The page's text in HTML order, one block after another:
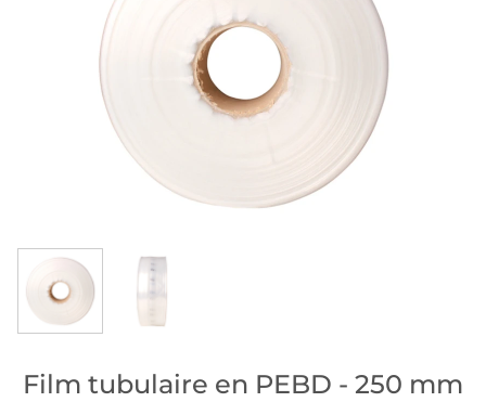
Film tubulaire en PEBD - 250 mm